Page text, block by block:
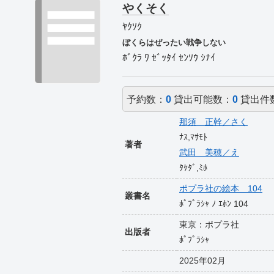
やくそく
ﾔｸｿｸ
ぼくらはぜったい戦争しない
ﾎﾞｸﾗ ﾜ ｾﾞｯﾀｲ ｾﾝｿｳ ｼﾅｲ
予約数：0 貸出可能数：0 貸出件
著者
那須 正幹／さく
ﾅｽ,ﾏｻﾓﾄ
武田 美穂／え
ﾀｹﾀﾞ,ﾐﾎ
叢書名
ポプラ社の絵本 104
ﾎﾟﾌﾟﾗｼｬ ﾉ ｴﾎﾝ 104
出版者
東京：ポプラ社
ﾎﾟﾌﾟﾗｼｬ
2025年02月